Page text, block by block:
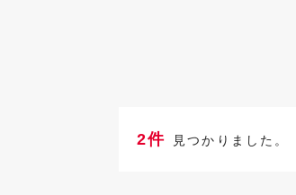
2件 見つかりました。